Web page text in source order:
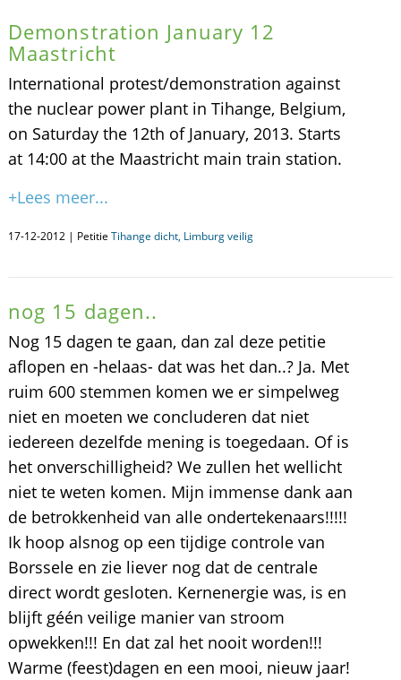
Demonstration January 12
Maastricht
International protest/demonstration against
the nuclear power plant in Tihange, Belgium,
on Saturday the 12th of January, 2013. Starts
at 14:00 at the Maastricht main train station.
+Lees meer...
17-12-2012 | Petitie Tihange dicht, Limburg veilig
nog 15 dagen..
Nog 15 dagen te gaan, dan zal deze petitie
aflopen en -helaas- dat was het dan..? Ja. Met
ruim 600 stemmen komen we er simpelweg
niet en moeten we concluderen dat niet
iedereen dezelfde mening is toegedaan. Of is
het onverschilligheid? We zullen het wellicht
niet te weten komen. Mijn immense dank aan
de betrokkenheid van alle ondertekenaars!!!!!
Ik hoop alsnog op een tijdige controle van
Borssele en zie liever nog dat de centrale
direct wordt gesloten. Kernenergie was, is en
blijft géén veilige manier van stroom
opwekken!!! En dat zal het nooit worden!!!
Warme (feest)dagen en een mooi, nieuw jaar!